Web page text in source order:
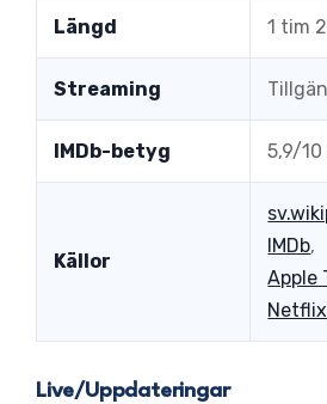
Längd 1 tim
Streaming
IMDb-betyg 5,9/
Källor
IMDb,
Apple
Netflix
Live/Uppdateringar